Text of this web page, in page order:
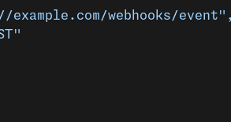
example.com/webhooks/